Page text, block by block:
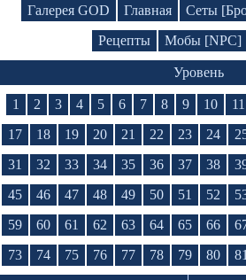
Галерея GOD Главная Сеты
Рецепты
Мобы [NPC]
Уровень
1 2 3 4 5 6 7 8 9 10 11
17
18 19 20 21 22 23 24
31
32 33 34 35 36 37 38
45
46 47 48 49 50 51 52
59
60 61 62 63 64 65 66
73
74 75 76 77 78 79 80 81